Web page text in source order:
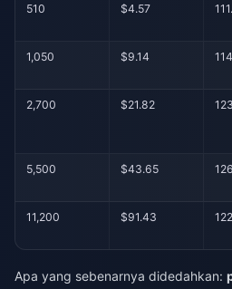
510 $4.57
1,050 $9.14
2,700 $21.82
5,500 $43.65
11,200 $91.43
Apa yang sebenarnya didedahkan: